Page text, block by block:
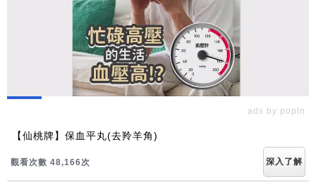
ads by popIn
【仙桃牌】保血平丸(去羚羊角)
觀看次數 48,166次 深入了解